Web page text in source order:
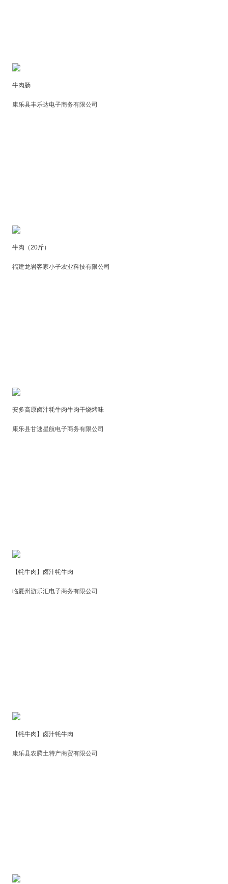
牛肉肠
康乐县丰乐达电子商务有限公司
牛肉（20斤）
福建龙岩客家小子农业科技有限公司
安多高原卤汁牦牛肉牛肉干烧烤味
康乐县甘速星航电子商务有限公司
【牦牛肉】卤汁牦牛肉
临夏州游乐汇电子商务有限公司
【牦牛肉】卤汁牦牛肉
康乐县农腾土特产商贸有限公司